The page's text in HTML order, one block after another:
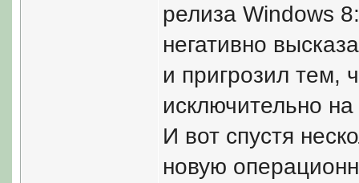
релиза Windows
негативно
и пригрозил тем,
исключительно на
И вот спустя
новую